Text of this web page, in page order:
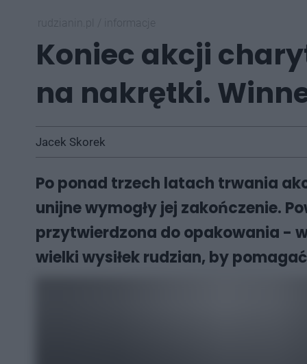
Koniec akcji
na nakrętki.
Jacek Skorek
Po ponad trzech latach trwania
unijne wymogły jej zakończenie.
przytwierdzona do opakowania -
wielki wysiłek rudzian, by